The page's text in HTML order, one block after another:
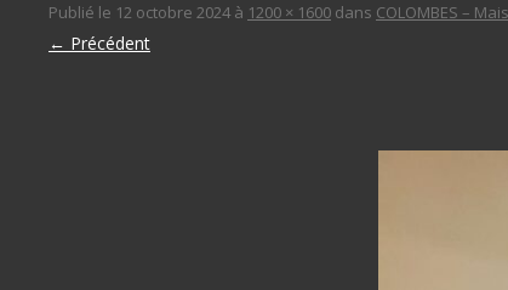
Publié le 12 octobre 2024 à 1200 × 1600 dans COLOMBES –
← Précédent